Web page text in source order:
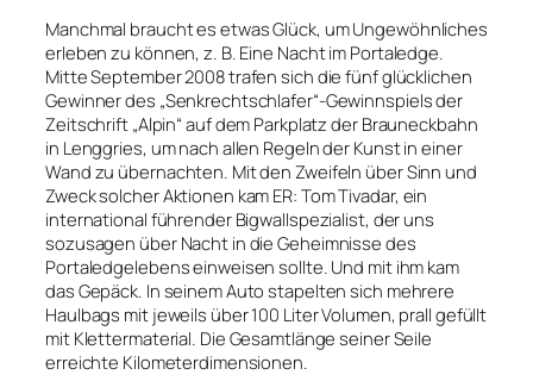
Manchmal braucht es etwas Glück, um Ungewöhnliches
erleben zu können, z. B. Eine Nacht im Portaledge.
Mitte September 2008 trafen sich die fünf glücklichen
Gewinner des „Senkrechtschlafer“-Gewinnspiels der
Zeitschrift „Alpin“ auf dem Parkplatz der Brauneckbahn
in Lenggries, um nach allen Regeln der Kunst in einer
Wand zu übernachten. Mit den Zweifeln über Sinn und
Zweck solcher Aktionen kam ER: Tom Tivadar, ein
international führender Bigwallspezialist, der uns
sozusagen über Nacht in die Geheimnisse des
Portaledgelebens einweisen sollte. Und mit ihm kam
das Gepäck. In seinem Auto stapelten sich mehrere
Haulbags mit jeweils über 100 Liter Volumen, prall gefüllt
mit Klettermaterial. Die Gesamtlänge seiner Seile
erreichte Kilometerdimensionen.